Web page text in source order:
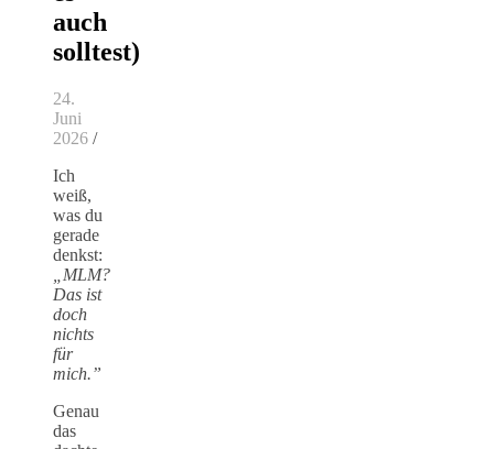
auch
solltest)
24.
Juni
2026 /
Ich
weiß,
was du
gerade
denkst:
„MLM?
Das ist
doch
nichts
für
mich.”
Genau
das